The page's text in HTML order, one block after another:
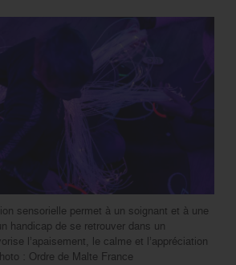
sensorielle permet à un soignant et à une
handicap de se retrouver dans un
l’apaisement, le calme et l’appréciation
: Ordre de Malte France